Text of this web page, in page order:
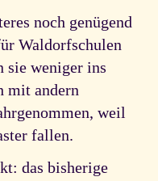
noch genügend
Waldorfschulen
sie weniger ins
mit andern
weil
fallen.
das bisherige